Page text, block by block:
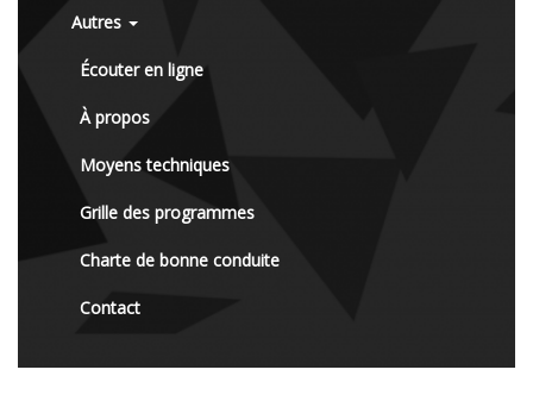
Autres
Écouter en ligne
À propos
Moyens techniques
Grille des programmes
Charte de bonne conduite
Contact